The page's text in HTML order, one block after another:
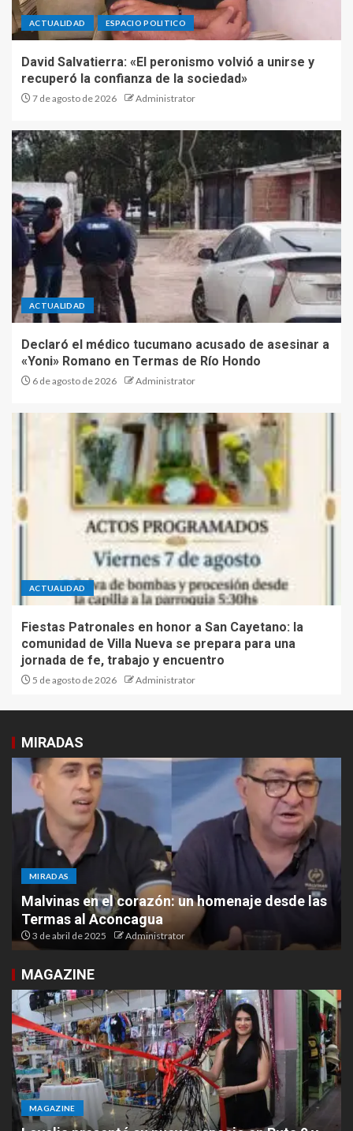
ACTUALIDAD ESPACIO POLITICO
David Salvatierra: «El peronismo volvió a unirse y
recuperó la confianza de la sociedad»
7 de agosto de 2026 Administrator
ACTUALIDAD
Declaró el médico tucumano acusado de asesinar a
«Yoni» Romano en Termas de Río Hondo
6 de agosto de 2026 Administrator
ACTUALIDAD
Fiestas Patronales en honor a San Cayetano: la
comunidad de Villa Nueva se prepara para una
jornada de fe, trabajo y encuentro
5 de agosto de 2026 Administrator
MIRADAS
MIRADAS
Malvinas en el corazón: un homenaje desde las
Termas al Aconcagua
3 de abril de 2025 Administrator
MAGAZINE
MAGAZINE